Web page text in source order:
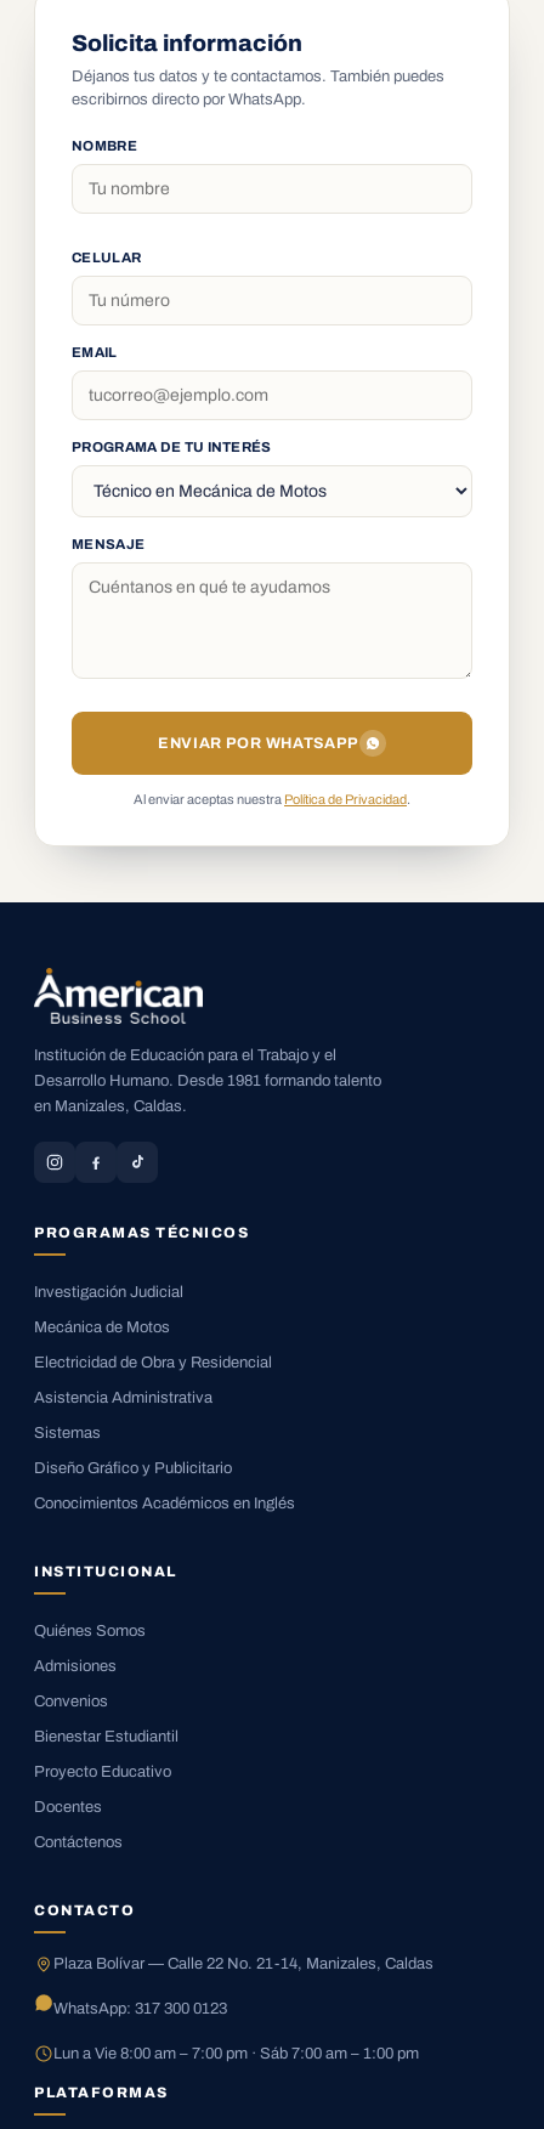
Solicita información
Déjanos tus datos y te contactamos. También puedes
escribirnos directo por WhatsApp.
NOMBRE
CELULAR
EMAIL
PROGRAMA DE TU INTERÉS
MENSAJE
ENVIAR POR WHATSAPP
Al enviar aceptas nuestra Política de Privacidad.
Institución de Educación para el Trabajo y el
Desarrollo Humano. Desde 1981 formando talento
en Manizales, Caldas.
PROGRAMAS TÉCNICOS
Investigación Judicial
Mecánica de Motos
Electricidad de Obra y Residencial
Asistencia Administrativa
Sistemas
Diseño Gráfico y Publicitario
Conocimientos Académicos en Inglés
INSTITUCIONAL
Quiénes Somos
Admisiones
Convenios
Bienestar Estudiantil
Proyecto Educativo
Docentes
Contáctenos
CONTACTO
Plaza Bolívar — Calle 22 No. 21-14, Manizales, Caldas
WhatsApp: 317 300 0123
Lun a Vie 8:00 am – 7:00 pm · Sáb 7:00 am – 1:00 pm
PLATAFORMAS